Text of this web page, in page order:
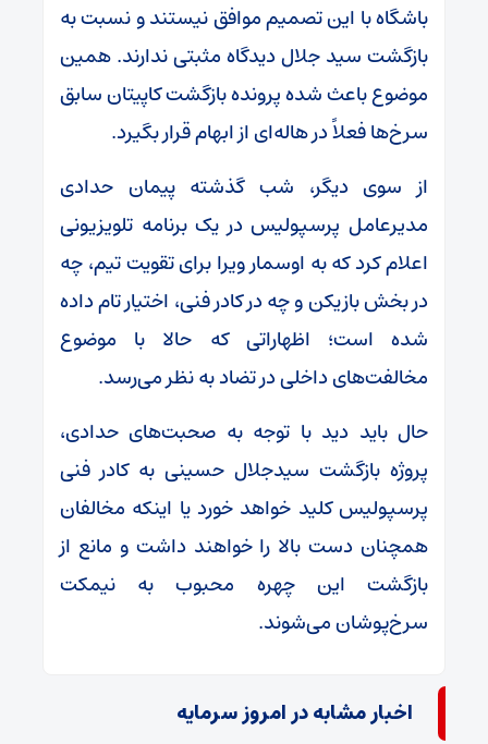
باشگاه با این تصمیم موافق نیستند و نسبت به
بازگشت سید جلال دیدگاه مثبتی ندارند. همین
موضوع باعث شده پرونده بازگشت کاپیتان سابق
سرخ‌ها فعلاً در هاله‌ای از ابهام قرار بگیرد.
از سوی دیگر، شب گذشته پیمان حدادی
مدیرعامل پرسپولیس در یک برنامه تلویزیونی
اعلام کرد که به اوسمار ویرا برای تقویت تیم، چه
در بخش بازیکن و چه در کادر فنی، اختیار تام داده
شده است؛ اظهاراتی که حالا با موضوع
مخالفت‌های داخلی در تضاد به نظر می‌رسد.
حال باید دید با توجه به صحبت‌های حدادی،
پروژه بازگشت سیدجلال حسینی به کادر فنی
پرسپولیس کلید خواهد خورد یا اینکه مخالفان
همچنان دست بالا را خواهند داشت و مانع از
بازگشت این چهره محبوب به نیمکت
سرخ‌پوشان می‌شوند.
اخبار مشابه در امروز سرمایه